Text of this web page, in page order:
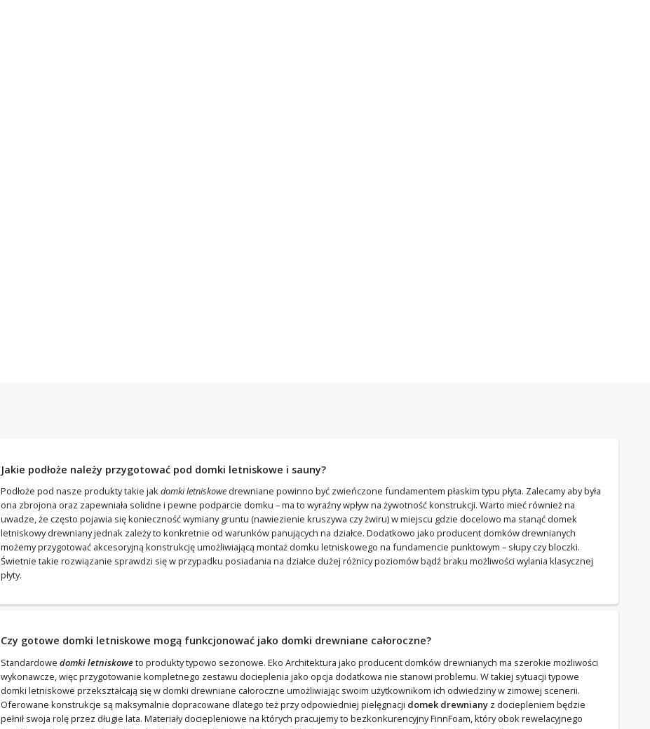
Jakie podłoże należy przygotować pod domki letniskowe i sauny?
Podłoże pod nasze produkty takie jakdomki letniskowedrewniane powinno być zwieńczone fundamentem płaskim typu płyta. Zalecamy aby była
ona zbrojona oraz zapewniała solidne i pewne podparcie domku – ma to wyraźny wpływ na żywotność konstrukcji. Warto mieć również na
uwadze, że często pojawia się konieczność wymiany gruntu (nawiezienie kruszywa czy żwiru) w miejscu gdzie docelowo ma stanąć domek
letniskowy drewniany jednak zależy to konkretnie od warunków panujących na działce. Dodatkowo jako producent domków drewnianych
możemy przygotować akcesoryjną konstrukcję umożliwiającą montaż domku letniskowego na fundamencie punktowym – słupy czy bloczki.
Świetnie takie rozwiązanie sprawdzi się w przypadku posiadania na działce dużej różnicy poziomów bądź braku możliwości wylania klasycznej
płyty.
Czy gotowe domki letniskowe mogą funkcjonować jako domki drewniane całoroczne?
Standardowe domki letniskoweto produkty typowo sezonowe. Eko Architektura jako producent domków drewnianych ma szerokie możliwości
wykonawcze, więc przygotowanie kompletnego zestawu docieplenia jako opcja dodatkowa nie stanowi problemu. W takiej sytuacji typowe
domki letniskowe przekształcają się w domki drewniane całoroczne umożliwiając swoim użytkownikom ich odwiedziny w zimowej scenerii.
Oferowane konstrukcje są maksymalnie dopracowane dlatego też przy odpowiedniej pielęgnacji domek drewnianyz dociepleniem będzie
pełnił swoja rolę przez długie lata. Materiały dociepleniowe na których pracujemy to bezkonkurencyjny FinnFoam, który obok rewelacyjnego